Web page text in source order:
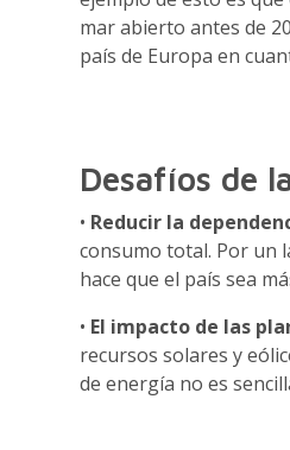
mar abierto antes de
país de Europa en
Desafíos de
• Reducir la
consumo total. Por un
hace que el país sea
• El impacto de las
recursos solares y
de energía no es